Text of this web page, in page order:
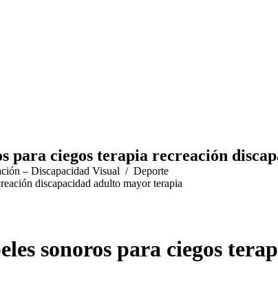
para ciegos terapia recreación
– Discapacidad Visual
Deporte
discapacidad adulto mayor terapia
sonoros para ciegos